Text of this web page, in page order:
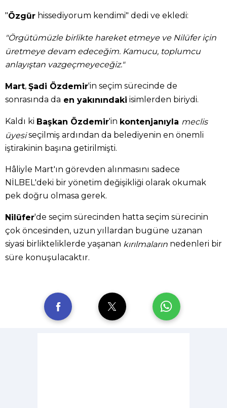
"Özgür hissediyorum kendimi" dedi ve ekledi:
"Örgütümüzle birlikte hareket etmeye ve Nilüfer için
üretmeye devam edeceğim. Kamucu, toplumcu
anlayıştan vazgeçmeyeceğiz."
Mart, Şadi Özdemir'in seçim sürecinde de
sonrasında da en yakınındaki isimlerden biriydi.
Kaldı ki Başkan Özdemir'in kontenjanıyla meclis
üyesiseçilmiş ardından da belediyenin en önemli
iştirakinin başına getirilmişti.
Hâliyle Mart'ın görevden alınmasını sadece
NİLBEL'deki bir yönetim değişikliği olarak okumak
pek doğru olmasa gerek.
Nilüfer'de seçim sürecinden hatta seçim sürecinin
çok öncesinden, uzun yıllardan bugüne uzanan
siyasi birlikteliklerde yaşanan kırılmaların nedenleri bir
süre konuşulacaktır.